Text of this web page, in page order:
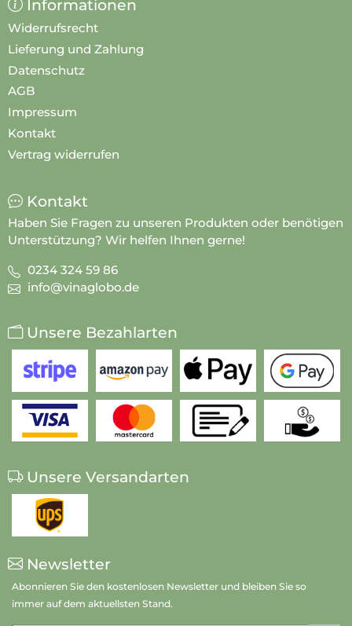
Informationen
Widerrufsrecht
Lieferung und Zahlung
Datenschutz
AGB
Impressum
Kontakt
Vertrag widerrufen
Kontakt
Haben Sie Fragen zu unseren Produkten oder benötigen
Unterstützung? Wir helfen Ihnen gerne!
0234 324 59 86
info@vinaglobo.de
Unsere Bezahlarten
Unsere Versandarten
Newsletter
Abonnieren Sie den kostenlosen Newsletter und bleiben Sie so
immer auf dem aktuellsten Stand.